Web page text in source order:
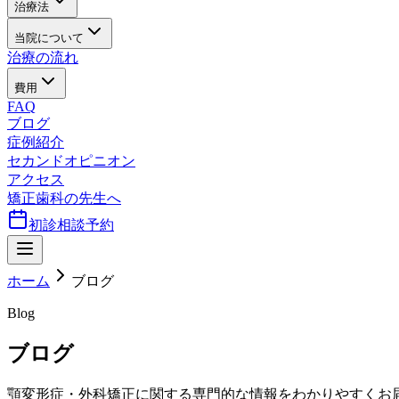
治療法
当院について
治療の流れ
費用
FAQ
ブログ
症例紹介
セカンドオピニオン
アクセス
矯正歯科の先生へ
初診相談予約
ホーム ブログ
Blog
ブログ
顎変形症・外科矯正に関する専門的な情報をわかりやすくお